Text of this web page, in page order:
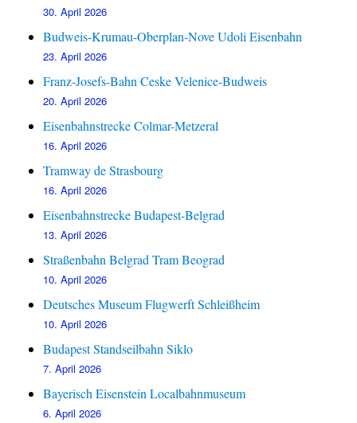
30. April 2026
Budweis-Krumau-Oberplan-Nove Udoli Eisenbahn
23. April 2026
Franz-Josefs-Bahn Ceske Velenice-Budweis
20. April 2026
Eisenbahnstrecke Colmar-Metzeral
16. April 2026
Tramway de Strasbourg
16. April 2026
Eisenbahnstrecke Budapest-Belgrad
13. April 2026
Straßenbahn Belgrad Tram Beograd
10. April 2026
Deutsches Museum Flugwerft Schleißheim
10. April 2026
Budapest Standseilbahn Siklo
7. April 2026
Bayerisch Eisenstein Localbahnmuseum
6. April 2026